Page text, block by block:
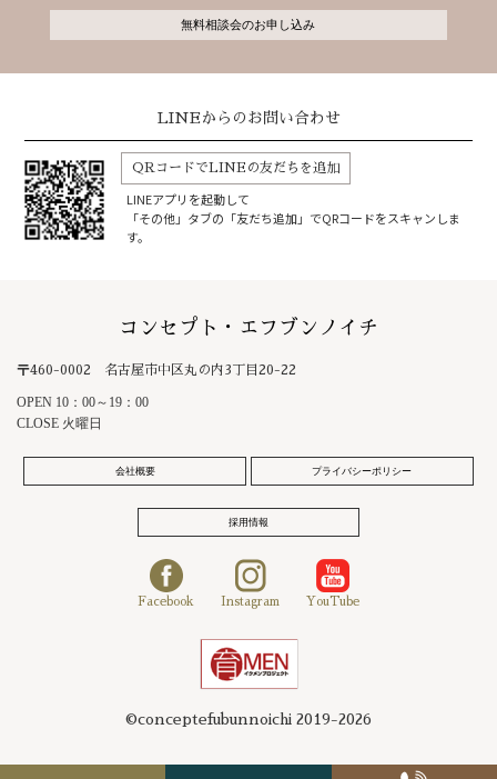
無料相談会のお申し込み
LINEからのお問い合わせ
QRコードでLINEの友だちを追加
LINEアプリを起動して
「その他」タブの「友だち追加」でQRコードをスキャンしま
す。
コンセプト・エフブンノイチ
〒460-0002 名古屋市中区丸の内3丁目20-22
OPEN 10：00～19：00
CLOSE 火曜日
会社概要 プライバシーポリシー
採用情報
Facebook Instagram YouTube
©conceptefubunnoichi 2019-2026